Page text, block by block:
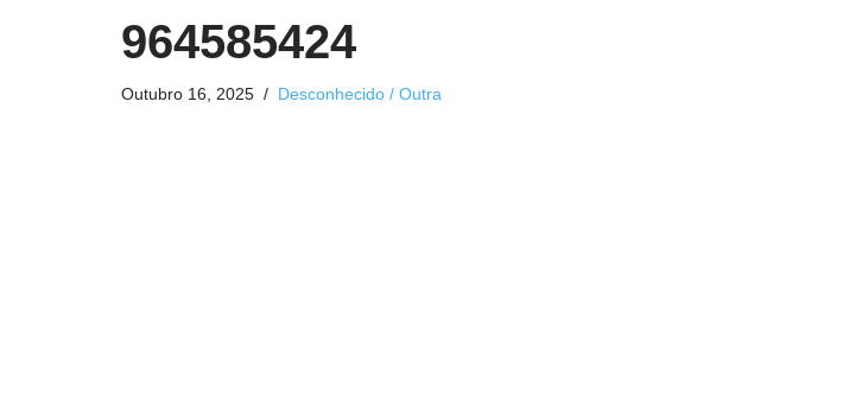
964585424
Outubro 16, 2025 Desconhecido / Outra